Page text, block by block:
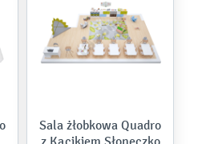
Sala żłobkowa Quadro
z Kącikiem Słoneczko